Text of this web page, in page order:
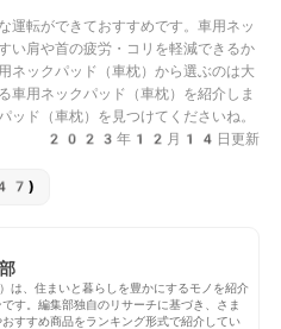
運転ができておすすめです。車用ネッ
い肩や首の疲労・コリを軽減できるか
ネックパッド（車枕）から選ぶのは大
車用ネックパッド（車枕）を紹介しま
ド（車枕）を見つけてくださいね。
2023年12月14日更新
は、住まいと暮らしを豊かにするモノを紹介
す。編集部独自のリサーチに基づき、さま
すすめ商品をランキング形式で紹介してい